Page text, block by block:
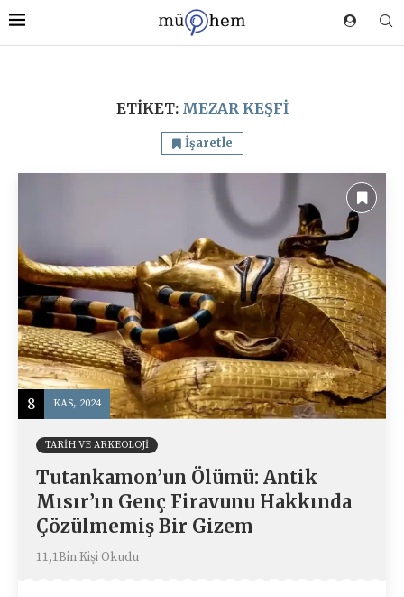
ETIKET: MEZAR KEŞFI
İşaretle
8 KAS, 2024
TARIH VE ARKEOLOJI
Tutankamon’un Ölümü: Antik
Mısır’ın Genç Firavunu Hakkında
Çözülmemiş Bir Gizem
11,1Bin Kişi Okudu